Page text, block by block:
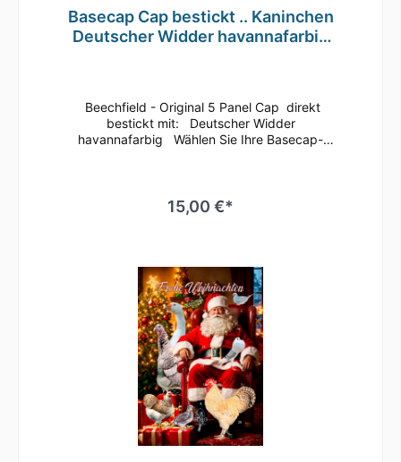
Basecap Cap bestickt .. Kaninchen
Deutscher Widder havannafarbig
Beechfield - Original 5 Panel Cap direkt
bestickt mit: Deutscher Widder
havannafarbig Wählen Sie Ihre Basecap-
regulieren.Durch die seitlichen Luftösen und
dem nahtlosen Schirm ist ein angenehmes
geeignetMaterial: 100% gebürstete
BaumwolleEinheitsgrößeRip-Strip
VerschlussHalbmondausschnitt hintenTwill
15,00 €*